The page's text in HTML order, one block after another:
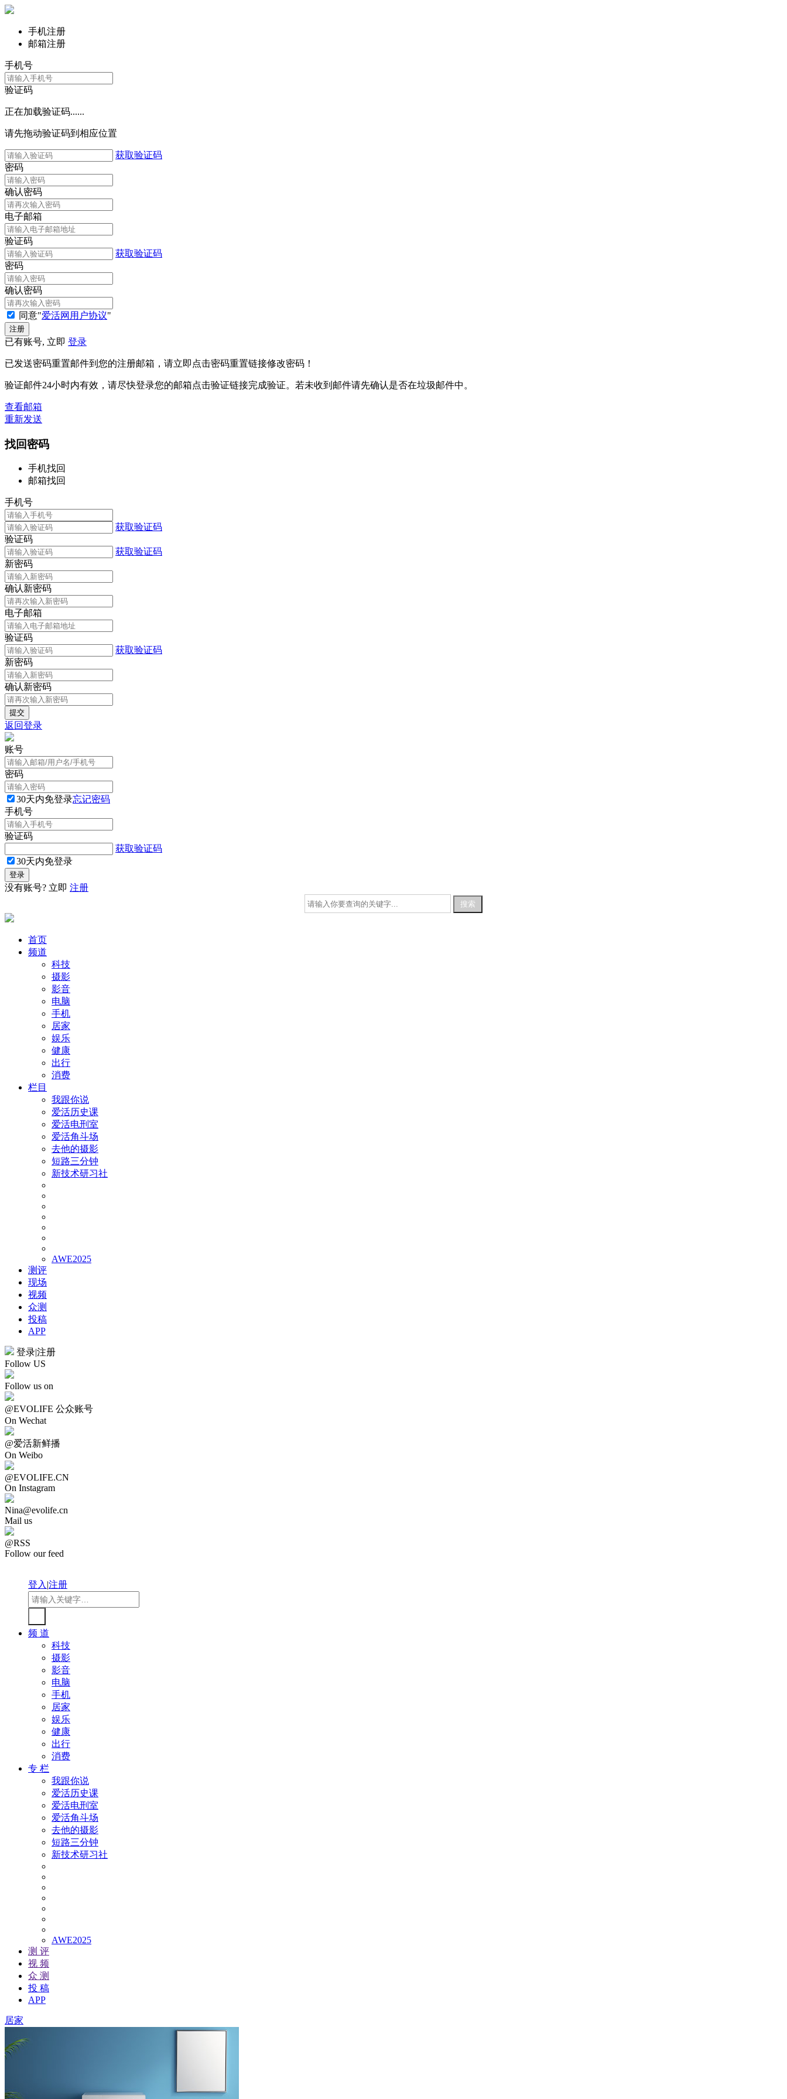
手机注册
邮箱注册
手机号
验证码
正在加载验证码......
请先拖动验证码到相应位置
获取验证码
密码
确认密码
电子邮箱
验证码
获取验证码
密码
确认密码
同意"爱活网用户协议"
已有账号, 立即 登录
已发送密码重置邮件到您的注册邮箱，请立即点击密码重置链接修改密码！
验证邮件24小时内有效，请尽快登录您的邮箱点击验证链接完成验证。若未收到邮件请先确认是否在垃圾邮件中。
查看邮箱
重新发送
找回密码
手机找回
邮箱找回
手机号
获取验证码
验证码
获取验证码
新密码
确认新密码
电子邮箱
验证码
获取验证码
新密码
确认新密码
返回登录
账号
密码
30天内免登录忘记密码
手机号
验证码
获取验证码
30天内免登录
没有账号? 立即 注册
首页
频道
科技
摄影
影音
电脑
手机
居家
娱乐
健康
出行
消费
栏目
我跟你说
爱活历史课
爱活电刑室
爱活角斗场
去他的摄影
短路三分钟
新技术研习社
AWE2025
测评
现场
视频
众测
投稿
APP
登录|注册
Follow US
Follow us on
@EVOLIFE 公众账号
On Wechat
@爱活新鲜播
On Weibo
@EVOLIFE.CN
On Instagram
Nina@evolife.cn
Mail us
@RSS
Follow our feed
登入|注册
频 道
科技
摄影
影音
电脑
手机
居家
娱乐
健康
出行
消费
专 栏
我跟你说
爱活历史课
爱活电刑室
爱活角斗场
去他的摄影
短路三分钟
新技术研习社
AWE2025
测 评
视 频
众 测
投 稿
APP
居家